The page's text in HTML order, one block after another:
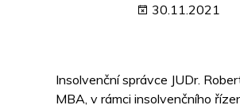
30.11.2021
Insolvenční správce JUDr.
MBA, v rámci insolvenčního